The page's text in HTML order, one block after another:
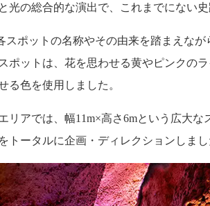
の総合的な演出で、これまでにない
ポットの名称やその由来を踏まえな
ットは、花を思わせる黄やピンクの
る色を使用しました。
アでは、幅11m×高さ6mという広大
ータルに企画・ディレクションしまし